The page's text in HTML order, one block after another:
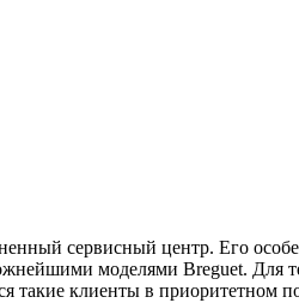
сервисный центр. Его
моделями Breguet. Для
клиенты в приоритетном